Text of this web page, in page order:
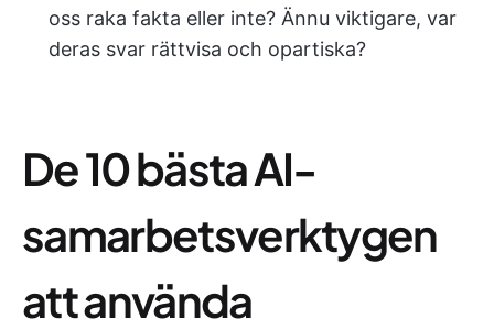
oss raka fakta eller inte? Ännu viktigare, var
deras svar rättvisa och opartiska?
De 10 bästa AI-
samarbetsverktygen
att använda